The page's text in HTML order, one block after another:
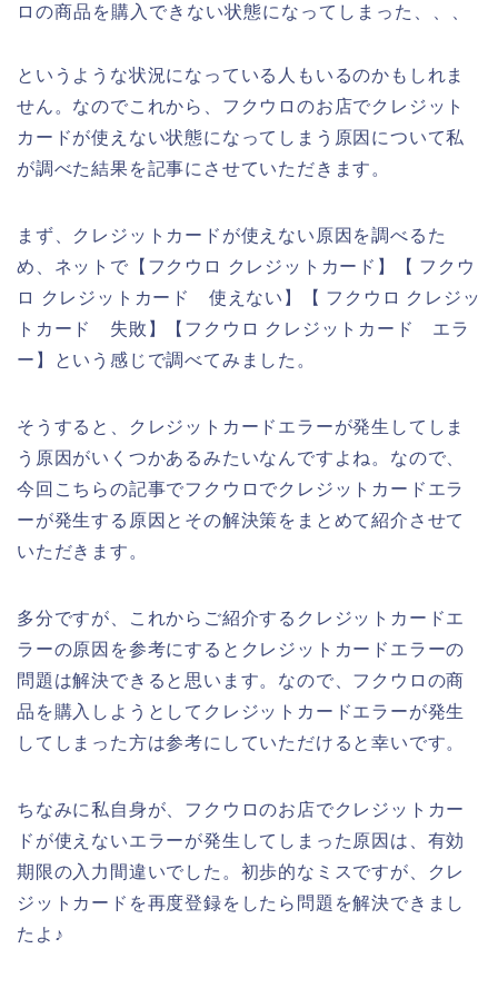
ロの商品を購入できない状態になってしまった、、、
というような状況になっている人もいるのかもしれま
せん。なのでこれから、フクウロのお店でクレジット
カードが使えない状態になってしまう原因について私
が調べた結果を記事にさせていただきます。
まず、クレジットカードが使えない原因を調べるた
め、ネットで【フクウロ クレジットカード】【 フクウ
ロ クレジットカード 使えない】【 フクウロ クレジッ
トカード 失敗】【フクウロ クレジットカード エラ
ー】という感じで調べてみました。
そうすると、クレジットカードエラーが発生してしま
う原因がいくつかあるみたいなんですよね。なので、
今回こちらの記事でフクウロでクレジットカードエラ
ーが発生する原因とその解決策をまとめて紹介させて
いただきます。
多分ですが、これからご紹介するクレジットカードエ
ラーの原因を参考にするとクレジットカードエラーの
問題は解決できると思います。なので、フクウロの商
品を購入しようとしてクレジットカードエラーが発生
してしまった方は参考にしていただけると幸いです。
ちなみに私自身が、フクウロのお店でクレジットカー
ドが使えないエラーが発生してしまった原因は、有効
期限の入力間違いでした。初歩的なミスですが、クレ
ジットカードを再度登録をしたら問題を解決できまし
たよ♪